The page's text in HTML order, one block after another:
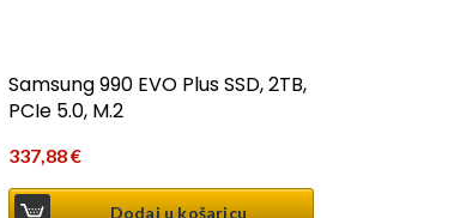
Samsung 990 EVO Plus SSD, 2TB,
PCIe 5.0, M.2
337,88€
Dodaj u košaricu